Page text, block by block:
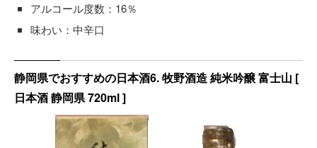
アルコール度数：16％
味わい：‎中辛口
静岡県でおすすめの日本酒6. 牧野酒造 純米吟醸 富士山 [
日本酒 静岡県 720ml ]